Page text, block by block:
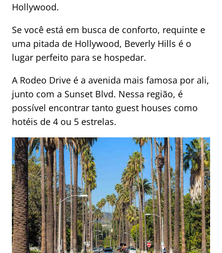
Hollywood.
Se você está em busca de conforto, requinte e
uma pitada de Hollywood, Beverly Hills é o
lugar perfeito para se hospedar.
A Rodeo Drive é a avenida mais famosa por ali,
junto com a Sunset Blvd. Nessa região, é
possível encontrar tanto guest houses como
hotéis de 4 ou 5 estrelas.